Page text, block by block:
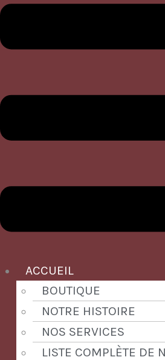
ACCUEIL
BOUTIQUE
NOTRE HISTOIRE
NOS SERVICES
LISTE COMPLÈTE DE